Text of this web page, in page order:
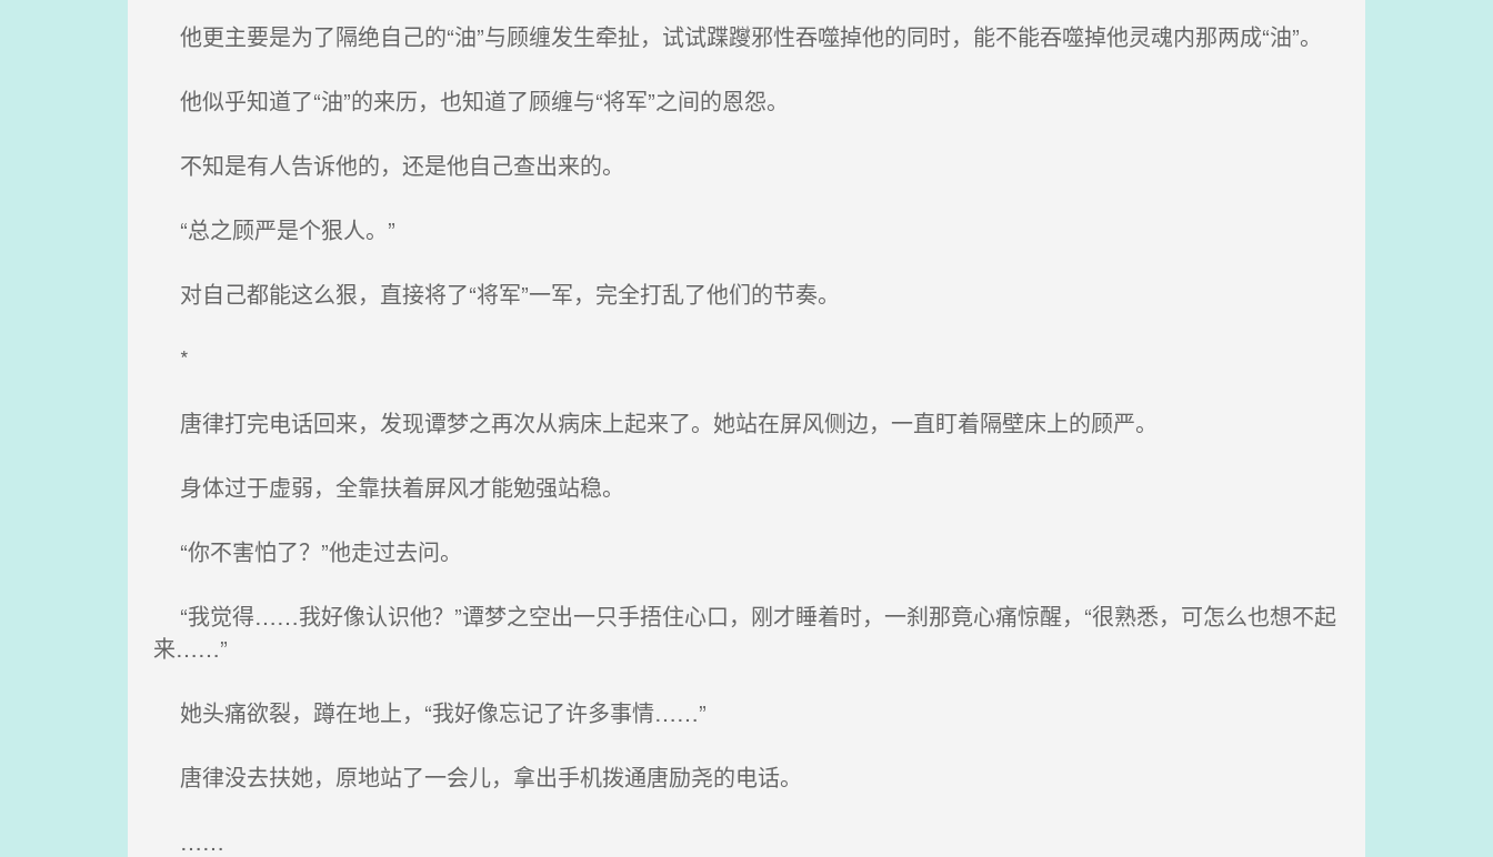
他更主要是为了隔绝自己的“油”与顾缠发生牵扯，试试蹀躞邪性吞噬掉他的同时，能不能吞噬掉他灵魂内那两成“油”。
他似乎知道了“油”的来历，也知道了顾缠与“将军”之间的恩怨。
不知是有人告诉他的，还是他自己查出来的。
“总之顾严是个狠人。”
对自己都能这么狠，直接将了“将军”一军，完全打乱了他们的节奏。
*
唐律打完电话回来，发现谭梦之再次从病床上起来了。她站在屏风侧边，一直盯着隔壁床上的顾严。
身体过于虚弱，全靠扶着屏风才能勉强站稳。
“你不害怕了？”他走过去问。
“我觉得……我好像认识他？”谭梦之空出一只手捂住心口，刚才睡着时，一刹那竟心痛惊醒，“很熟悉，可怎么也想不起
来……”
她头痛欲裂，蹲在地上，“我好像忘记了许多事情……”
唐律没去扶她，原地站了一会儿，拿出手机拨通唐励尧的电话。
……